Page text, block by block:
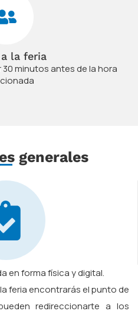
la feria
minutos antes de la hora
generales
en forma física y digital.
feria encontrarás el punto de
redireccionarte a los